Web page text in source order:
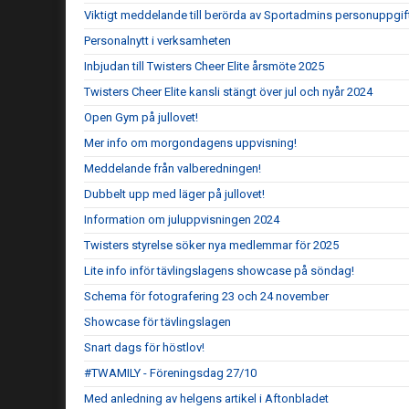
Viktigt meddelande till berörda av Sportadmins
Personalnytt i verksamheten
Inbjudan till Twisters Cheer Elite årsmöte 2025
Twisters Cheer Elite kansli stängt över jul och nyår 2024
Open Gym på jullovet!
Mer info om morgondagens uppvisning!
Meddelande från valberedningen!
Dubbelt upp med läger på jullovet!
Information om juluppvisningen 2024
Twisters styrelse söker nya medlemmar för 2025
Lite info inför tävlingslagens showcase på söndag!
Schema för fotografering 23 och 24 november
Showcase för tävlingslagen
Snart dags för höstlov!
#TWAMILY - Föreningsdag 27/10
Med anledning av helgens artikel i Aftonbladet